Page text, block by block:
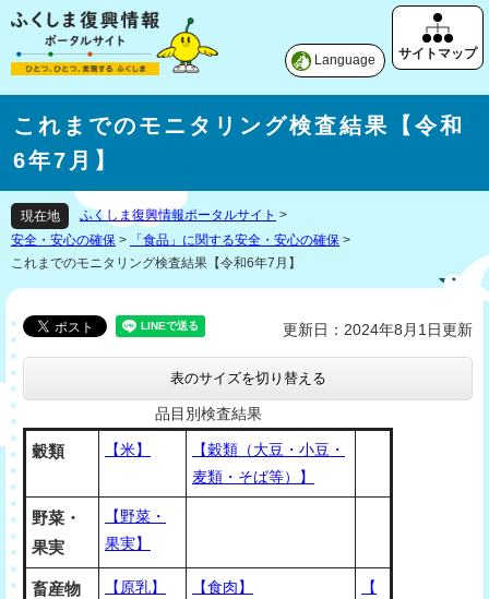
Language
これまでのモニタリング検査結果【令和
6年7月】
現在地 ふくしま復興情報ポータルサイト >
安全・安心の確保 > 「食品」に関する安全・安心の確保 >
これまでのモニタリング検査結果【令和6年7月】
更新日：2024年8月1日更新
表のサイズを切り替える
品目別検査結果
穀類 【米】
【穀類（大豆・小豆・
麦類・そば等）】
野菜・
果実
【野菜・
果実】
畜産物 【原乳】 【食肉】
【